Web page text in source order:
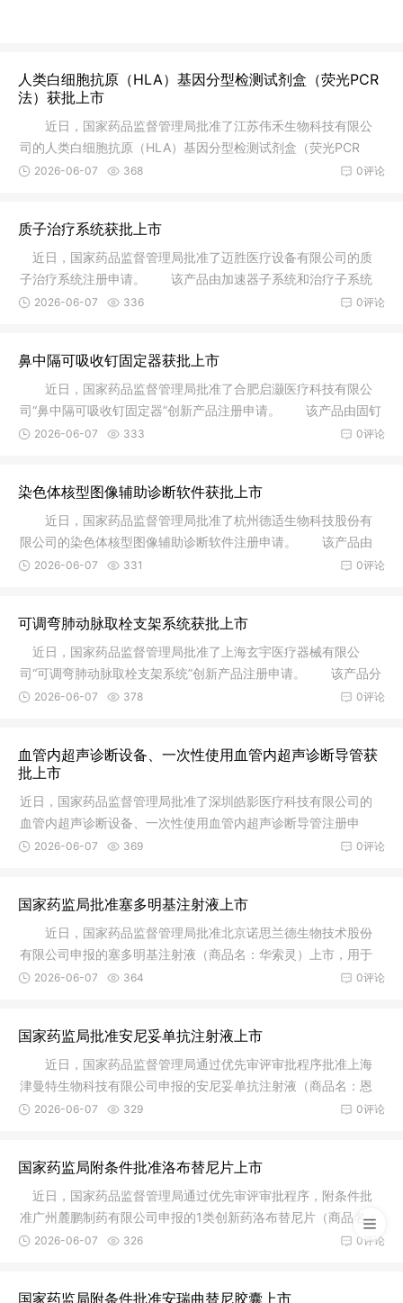
人类白细胞抗原（HLA）基因分型检测试剂盒（荧光PCR
法）获批上市
近日，国家药品监督管理局批准了江苏伟禾生物科技有限公
司的人类白细胞抗原（HLA）基因分型检测试剂盒（荧光PCR
法）注册申请
0评论
2026-06-07 368
质子治疗系统获批上市
近日，国家药品监督管理局批准了迈胜医疗设备有限公司的质
子治疗系统注册申请。 该产品由加速器子系统和治疗子系统
组成，其
0评论
2026-06-07 336
鼻中隔可吸收钉固定器获批上市
近日，国家药品监督管理局批准了合肥启灏医疗科技有限公
司“鼻中隔可吸收钉固定器”创新产品注册申请。 该产品由固钉
器和
0评论
2026-06-07 333
染色体核型图像辅助诊断软件获批上市
近日，国家药品监督管理局批准了杭州德适生物科技股份有
限公司的染色体核型图像辅助诊断软件注册申请。 该产品由
软件安装
0评论
2026-06-07 331
可调弯肺动脉取栓支架系统获批上市
近日，国家药品监督管理局批准了上海玄宇医疗器械有限公
司“可调弯肺动脉取栓支架系统”创新产品注册申请。 该产品分
为调弯
0评论
2026-06-07 378
血管内超声诊断设备、一次性使用血管内超声诊断导管获
批上市
近日，国家药品监督管理局批准了深圳皓影医疗科技有限公司的
血管内超声诊断设备、一次性使用血管内超声诊断导管注册申
请。血管内
0评论
2026-06-07 369
国家药监局批准塞多明基注射液上市
近日，国家药品监督管理局批准北京诺思兰德生物技术股份
有限公司申报的塞多明基注射液（商品名：华索灵）上市，用于
治疗不适
0评论
2026-06-07 364
国家药监局批准安尼妥单抗注射液上市
近日，国家药品监督管理局通过优先审评审批程序批准上海
津曼特生物科技有限公司申报的安尼妥单抗注射液（商品名：恩
尼妥）上
0评论
2026-06-07 329
国家药监局附条件批准洛布替尼片上市
近日，国家药品监督管理局通过优先审评审批程序，附条件批
准广州麓鹏制药有限公司申报的1类创新药洛布替尼片（商品名：
麓可达
0评论
2026-06-07 326
国家药监局附条件批准安瑞曲替尼胶囊上市